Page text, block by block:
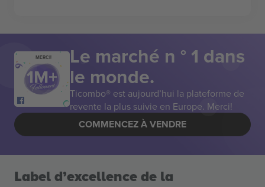
MERCI! Le marché n ° 1 dans
le monde.
Ticombo® est aujourd’hui la plateforme de
revente la plus suivie en Europe. Merci!
COMMENCEZ À VENDRE
Label d’excellence de la